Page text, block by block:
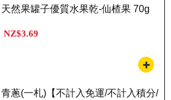
天然果罐子優質水果乾-仙楂果 70g
NZ$3.69
青蔥(一札)【不計入免運/不計入積分/